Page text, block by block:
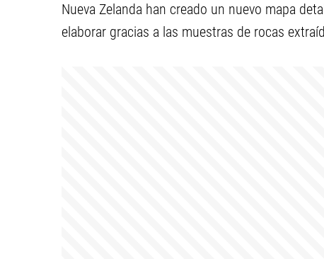
Nueva Zelanda han creado un nuevo mapa
elaborar gracias a las muestras de rocas